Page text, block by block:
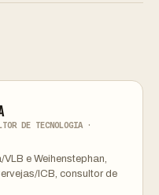
DE TECNOLOGIA ·
e Weihenstephan,
ICB, consultor de